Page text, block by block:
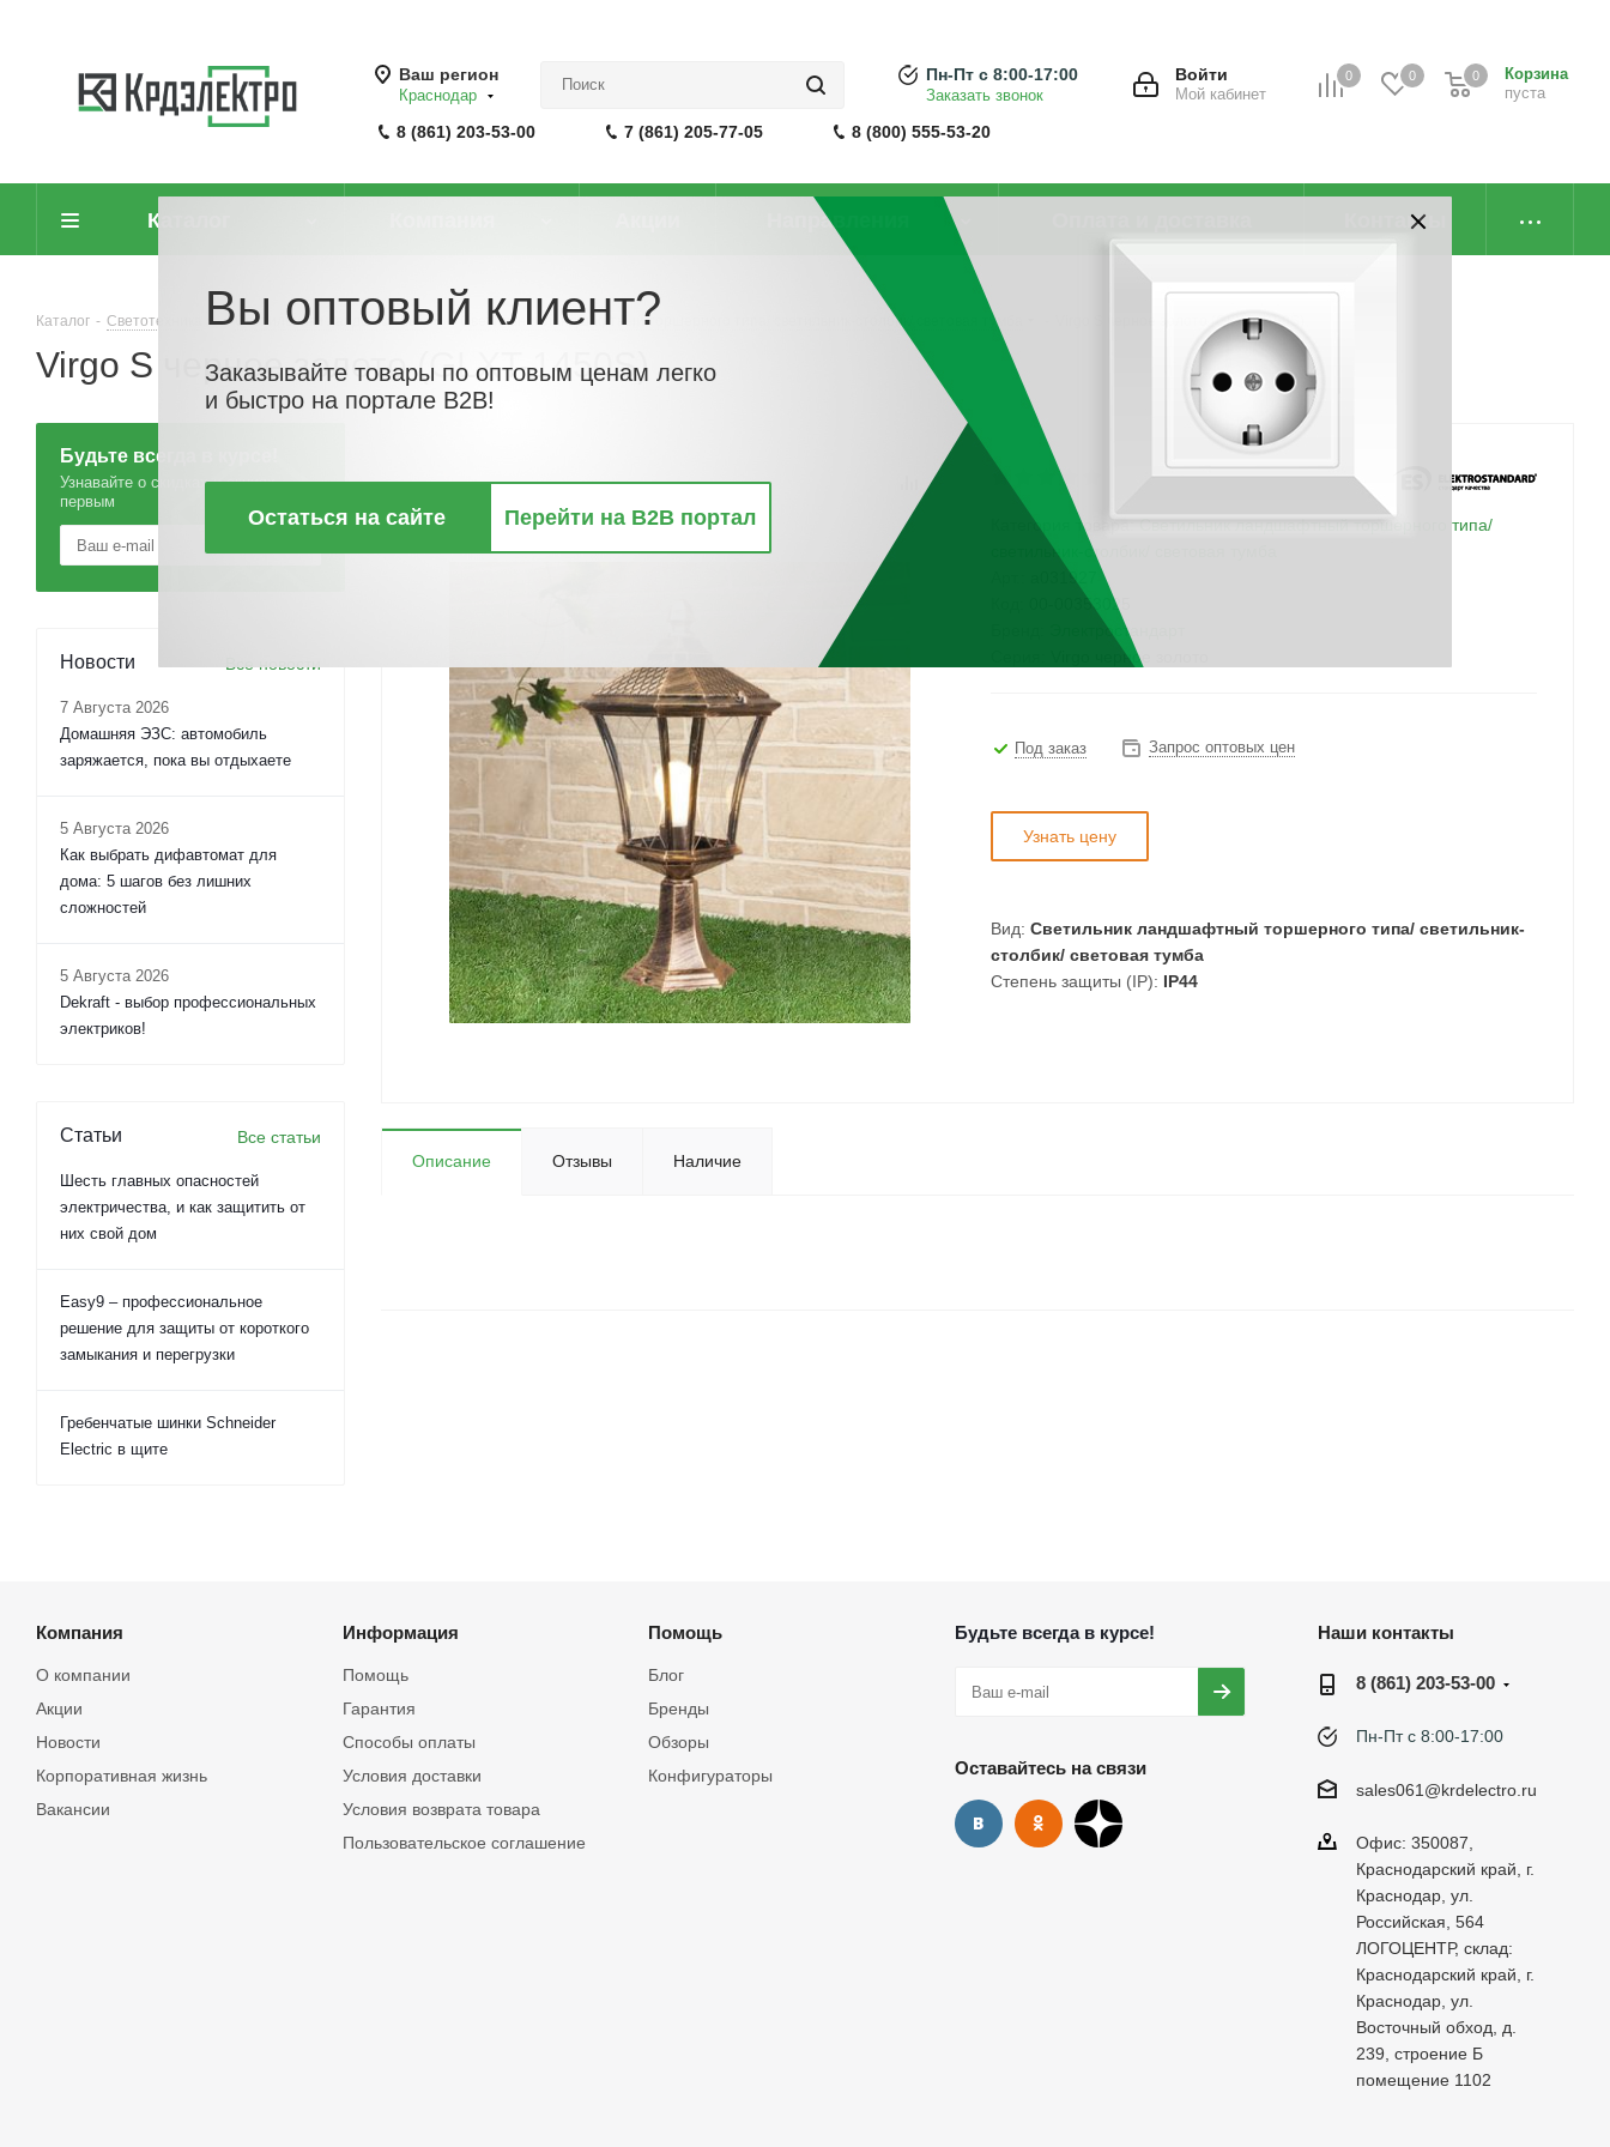
Ваш регион
Краснодар
8 (861) 203-53-00 7 (861) 205-77-05 8 (800) 555-53-20
0 0
Корзина
пуста
0
Войти
Мой кабинет
Пн-Пт с 8:00-17:00
Заказать звонок
Каталог Направления Контакты
Каталог - Светотехника - Светильники ландшафтные - Светильник ландшафтный торшерного типа/ светильник-столбик/ световая тумба Virgo S черное золото (GLXT-1450S)
Virgo S черное золото (GLXT-1450S)
Категория товара:
Светильник ландшафтный торшерного типа/
светильник-столбик/ световая тумба
a031927
00-00353025
Электростандарт
Virgo черное золото
Под заказ Запрос оптовых цен
Узнать цену
Вид: Светильник ландшафтный торшерного типа/ светильник-
столбик/ световая тумба
Степень защиты (IP): IP44
Описание Отзывы Наличие
Будьте всегда в курсе!
Узнавайте о скидках и акциях
первым
Новости Все новости
7 Августа 2026
Домашняя ЭЗС: автомобиль
заряжается, пока вы отдыхаете
5 Августа 2026
Как выбрать дифавтомат для
дома: 5 шагов без лишних
сложностей
5 Августа 2026
Dekraft - выбор профессиональных
электриков!
Статьи Все статьи
Шесть главных опасностей
электричества, и как защитить от
них свой дом
Easy9 – профессиональное
решение для защиты от короткого
замыкания и перегрузки
Гребенчатые шинки Schneider
Electric в щите
Компания
О компании
Акции
Новости
Корпоративная жизнь
Вакансии
Информация
Помощь
Гарантия
Способы оплаты
Условия доставки
Условия возврата товара
Пользовательское соглашение
Помощь
Блог
Бренды
Обзоры
Конфигураторы
Будьте всегда в курсе!
Оставайтесь на связи
Наши контакты
8 (861) 203-53-00
Пн-Пт с 8:00-17:00
sales061@krdelectro.ru
Офис: 350087,
Краснодарский край, г.
Краснодар, ул.
Российская, 564
ЛОГОЦЕНТР, склад:
Краснодарский край, г.
Краснодар, ул.
Восточный обход, д.
239, строение Б
помещение 1102
Вы оптовый клиент?
Заказывайте товары по оптовым ценам легко
и быстро на портале B2B!
Остаться на сайте Перейти на B2B портал